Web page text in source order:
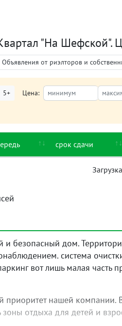
"На Шефской".
Объявления от риэлторов и
5+ Цена:
срок сдачи
и безопасный дом.
система
вот лишь малая
приоритет нашей
отдыха для детей и